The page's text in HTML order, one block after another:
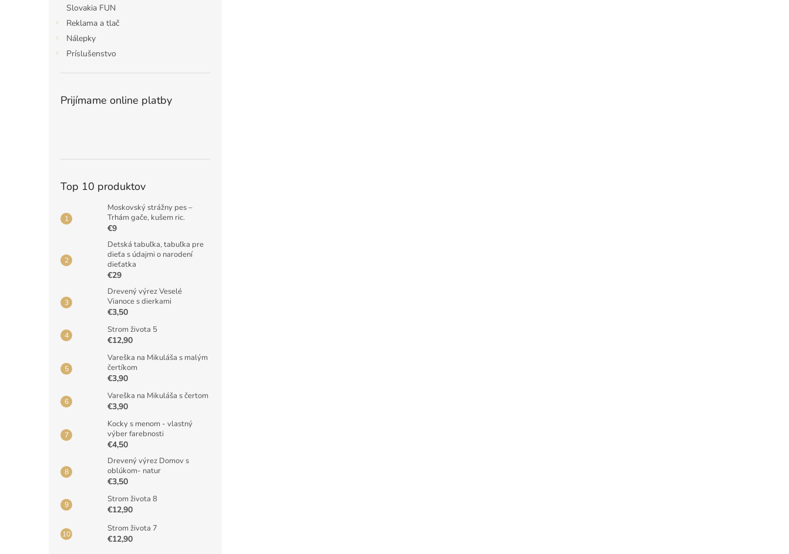
Slovakia FUN
Reklama a tlač
Nálepky
Príslušenstvo
Prijímame online platby
Top 10 produktov
Moskovský strážny pes –
Trhám gače, kušem ric.
€9
Detská tabuľka, tabuľka pre
dieťa s údajmi o narodení
dieťatka
€29
Drevený výrez Veselé
Vianoce s dierkami
€3,50
Strom života 5
€12,90
Vareška na Mikuláša s malým
čertíkom
€3,90
Vareška na Mikuláša s čertom
€3,90
Kocky s menom - vlastný
výber farebnosti
€4,50
Drevený výrez Domov s
oblúkom- natur
€3,50
Strom života 8
€12,90
Strom života 7
€12,90